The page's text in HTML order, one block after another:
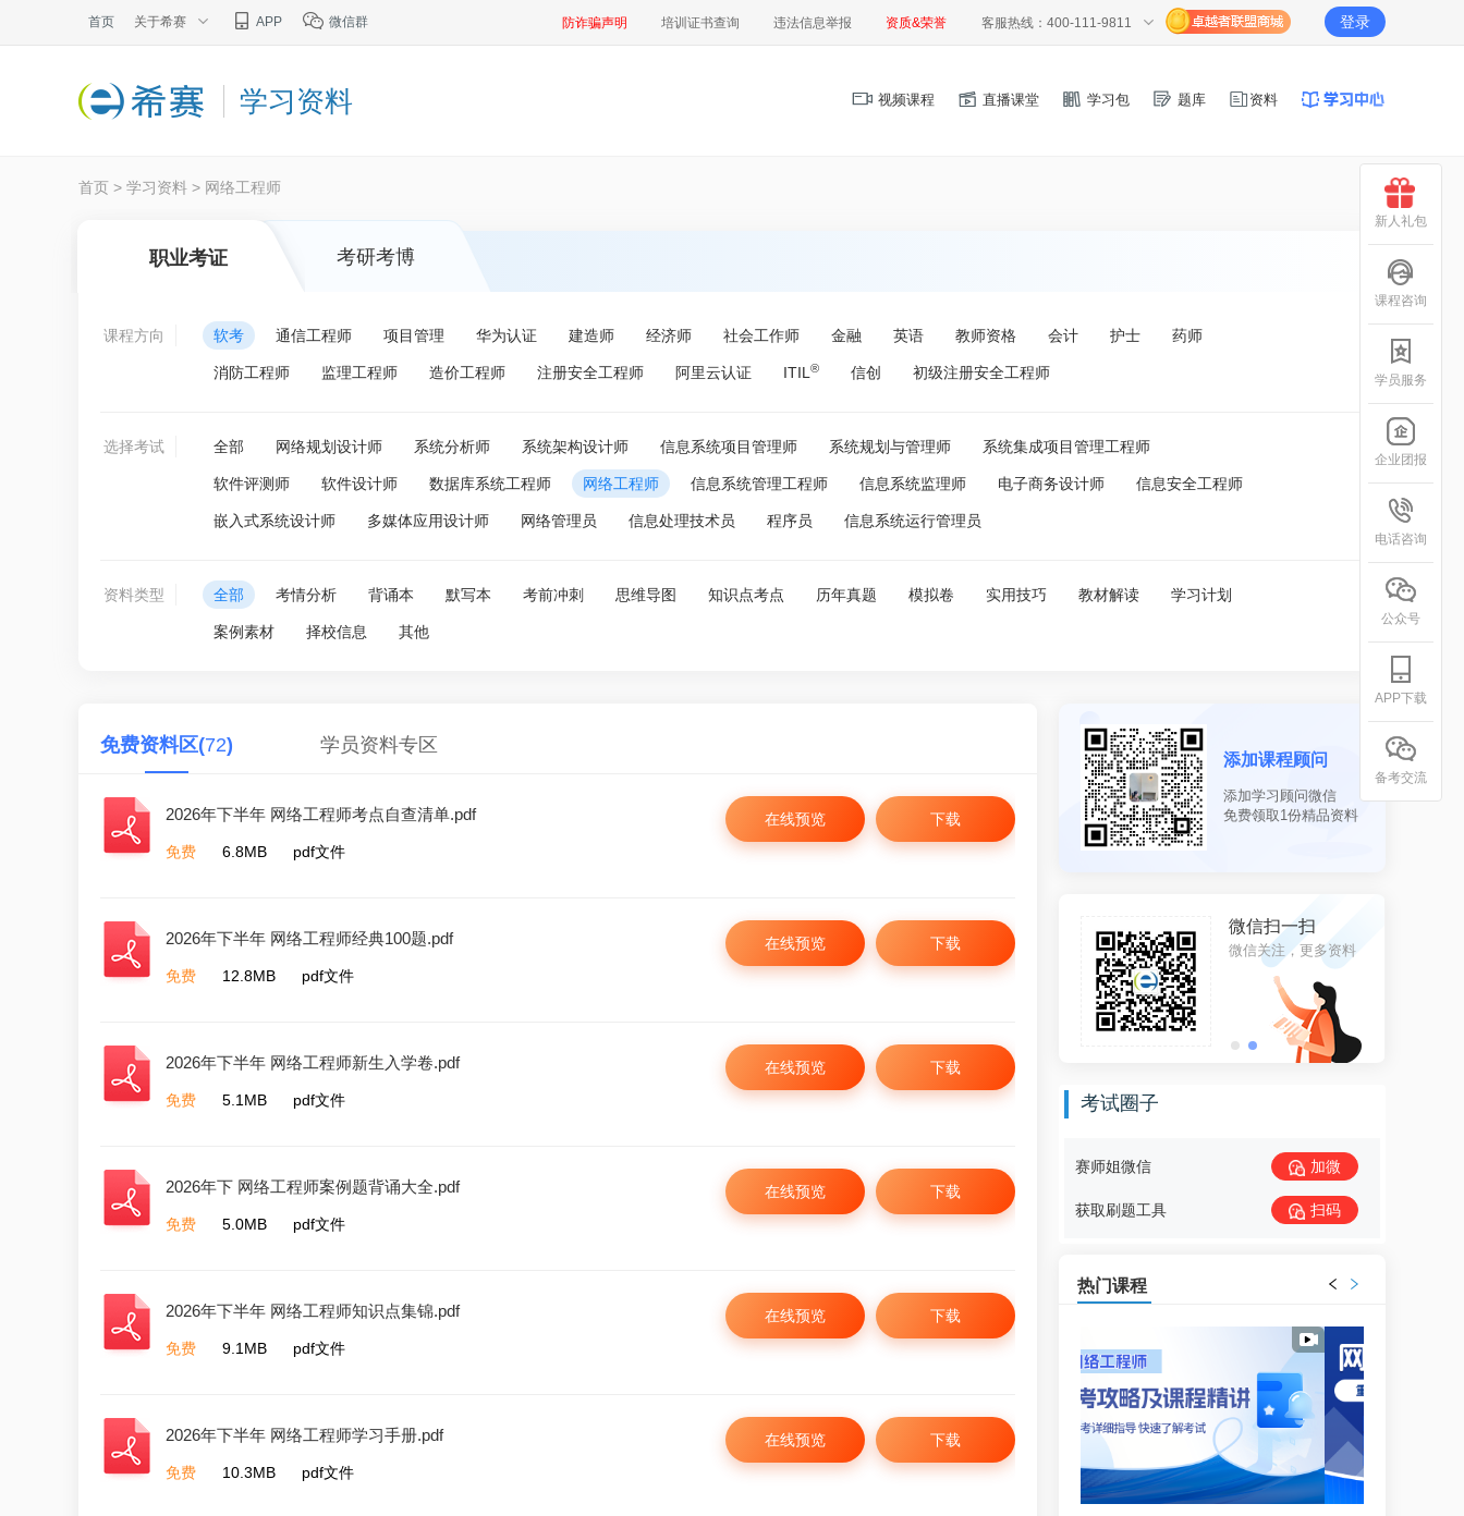
首页 关于希赛 APP 微信群 防诈骗声明 培训证书查询 违法信息举报 资质&荣誉 客服热线：400-111-9811 登录
学习资料 视频课程 直播课堂 学习包 题库 资料
首页 > 学习资料 > 网络工程师
职业考证 考研考博
课程方向 软考 通信工程师 项目管理 华为认证 建造师 经济师 社会工作师 金融 英语 教师资格 会计 护士 药师
消防工程师 监理工程师 造价工程师 注册安全工程师 阿里云认证 ITIL ® 信创 初级注册安全工程师
选择考试 全部 网络规划设计师 系统分析师 系统架构设计师 信息系统项目管理师 系统规划与管理师 系统集成项目管理工程师
软件评测师 软件设计师 数据库系统工程师 网络工程师 信息系统管理工程师 信息系统监理师 电子商务设计师 信息安全工程师
嵌入式系统设计师 多媒体应用设计师 网络管理员 信息处理技术员 程序员 信息系统运行管理员
资料类型 全部 考情分析 背诵本 默写本 考前冲刺 思维导图 知识点考点 历年真题 模拟卷 实用技巧 教材解读 学习计划
案例素材 择校信息 其他
免费资料区(72) 学员资料专区
2026年下半年 网络工程师考点自查清单.pdf
免费 6.8MB pdf文件
下载
在线预览
2026年下半年 网络工程师经典100题.pdf
免费 12.8MB pdf文件
下载
在线预览
2026年下半年 网络工程师新生入学卷.pdf
免费 5.1MB pdf文件
下载
在线预览
2026年下 网络工程师案例题背诵大全.pdf
免费 5.0MB pdf文件
下载
在线预览
2026年下半年 网络工程师知识点集锦.pdf
免费 9.1MB pdf文件
下载
在线预览
2026年下半年 网络工程师学习手册.pdf
免费 10.3MB pdf文件
下载
在线预览
添加课程顾问
添加学习顾问微信
免费领取1份精品资料
微信扫一扫
微信关注，更多资料
手机扫一扫
资料下载，随身携带
微信扫一扫
微信关注，更多资料
考试圈子
赛师姐微信 加微
获取刷题工具 扫码
热门课程
新人礼包
课程咨询
学员服务
企业团报
电话咨询
公众号
APP下载
备考交流